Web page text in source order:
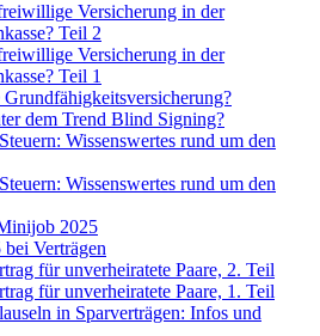
Versicherung in der
Teil 2
Versicherung in der
Teil 1
dem Trend Blind Signing?
Wissenswertes rund um den
Wissenswertes rund um den
2025
Verträgen
für unverheiratete Paare, 2. Teil
für unverheiratete Paare, 1. Teil
in Sparverträgen: Infos und